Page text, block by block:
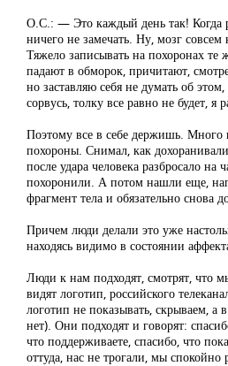
О.С.: — Это каждый день так! Когда
ничего не замечать. Ну, мозг совсем
Тяжело записывать на похоронах
падают в обморок, причитают,
но заставляю себя не думать об
сорвусь, толку все равно не будет, я
Поэтому все в себе держишь. Много
похороны. Снимал, как дохоранивали
после удара человека разбросало на
похоронили. А потом нашли еще,
фрагмент тела и обязательно снова
Причем люди делали это уже
находясь видимо в состоянии
Люди к нам подходят, смотрят, что
видят логотип, российского
логотип не показывать, скрываем, а
нет). Они подходят и говорят:
что поддерживаете, спасибо, что
оттуда, нас не трогали, мы спокойно